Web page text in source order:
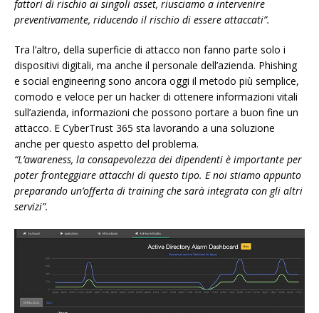
fattori di rischio ai singoli asset, riusciamo a intervenire
preventivamente, riducendo il rischio di essere attaccati”.
Tra l’altro, della superficie di attacco non fanno parte solo i
dispositivi digitali, ma anche il personale dell’azienda. Phishing
e social engineering sono ancora oggi il metodo più semplice,
comodo e veloce per un hacker di ottenere informazioni vitali
sull’azienda, informazioni che possono portare a buon fine un
attacco. E CyberTrust 365 sta lavorando a una soluzione
anche per questo aspetto del problema.
“L’awareness, la consapevolezza dei dipendenti è importante per
poter fronteggiare attacchi di questo tipo. E noi stiamo appunto
preparando un’offerta di training che sarà integrata con gli altri
servizi”.